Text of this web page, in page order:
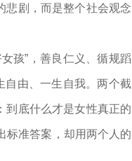
悲剧，而是整个社会观念
孩”，善良仁义、循规蹈
自由、一生自我。两个截
到底什么才是女性真正的
标准答案，却用两个人的